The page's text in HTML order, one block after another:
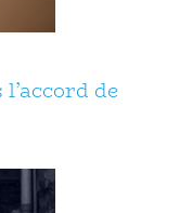
de